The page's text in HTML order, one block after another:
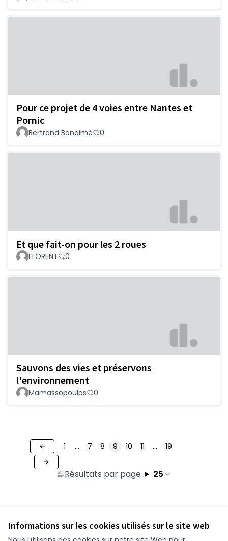
Informations sur les cookies utilisés sur le site web
Pour ce projet de 4 voies entre Nantes et
Pornic
Bertrand Bonaimé 0
Et que fait-on pour les 2 roues
FLORENT 0
Sauvons des vies et préservons
l'environnement
Mamassopoulos 0
Résultats par page : 25
1 … 7 8 9 10 11 … 19